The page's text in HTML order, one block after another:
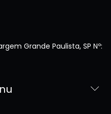
Grande Paulista, SP Nº: